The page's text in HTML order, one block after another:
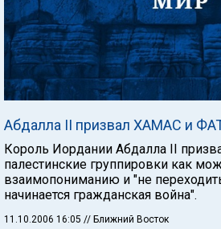
Абдалла II призвал ХАМАС и
Король Иордании Абдалла II
палестинские группировки как
взаимопониманию и "не
начинается гражданская война".
11.10.2006 16:05 // Ближний Восток